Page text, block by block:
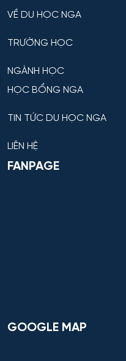
VỀ DU HỌC NGA
TRƯỜNG HỌC
NGÀNH HỌC
HỌC BỔNG NGA
TIN TỨC DU HỌC NGA
LIÊN HỆ
FANPAGE
GOOGLE MAP